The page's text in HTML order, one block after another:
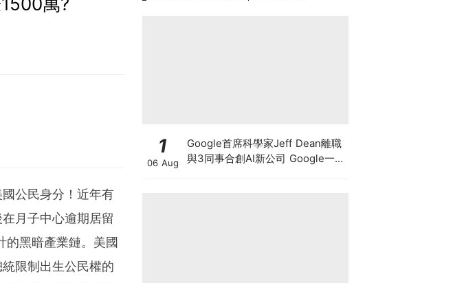
公民身分！近年有
月子中心逾期居留
的黑暗產業鏈。美國
限制出生公民權的
1
06 Aug
Google首席科學家Jeff Dean離職
與3同事合創AI新公司 Google一夜